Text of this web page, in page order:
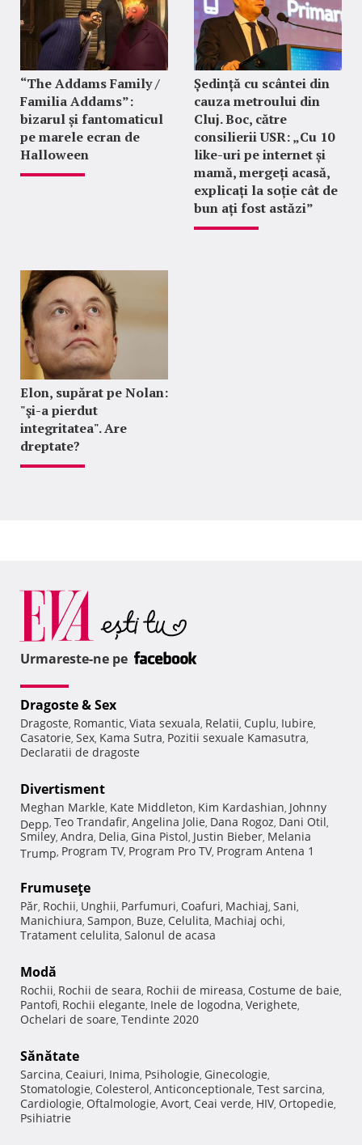
“The Addams Family /
Familia Addams”:
bizarul și fantomaticul
pe marele ecran de
Halloween
Ședință cu scântei din
cauza metroului din
Cluj. Boc, către
consilierii USR: „Cu 10
like-uri pe internet și
mamă, mergeți acasă,
explicați la soție cât de
bun ați fost astăzi”
Elon, supărat pe Nolan:
"şi-a pierdut
integritatea". Are
dreptate?
Urmareste-ne pe
Dragoste & Sex
Dragoste, Romantic, Viata sexuala, Relatii, Cuplu, Iubire,
Casatorie, Sex, Kama Sutra, Pozitii sexuale Kamasutra,
Declaratii de dragoste
Divertisment
Meghan Markle, Kate Middleton, Kim Kardashian, Johnny
Depp, Teo Trandafir, Angelina Jolie, Dana Rogoz, Dani Otil,
Smiley, Andra, Delia, Gina Pistol, Justin Bieber, Melania
Trump, Program TV, Program Pro TV, Program Antena 1
Frumuseţe
Păr, Rochii, Unghii, Parfumuri, Coafuri, Machiaj, Sani,
Manichiura, Sampon, Buze, Celulita, Machiaj ochi,
Tratament celulita, Salonul de acasa
Modă
Rochii, Rochii de seara, Rochii de mireasa, Costume de baie,
Pantofi, Rochii elegante, Inele de logodna, Verighete,
Ochelari de soare, Tendinte 2020
Sănătate
Sarcina, Ceaiuri, Inima, Psihologie, Ginecologie,
Stomatologie, Colesterol, Anticonceptionale, Test sarcina,
Cardiologie, Oftalmologie, Avort, Ceai verde, HIV, Ortopedie,
Psihiatrie